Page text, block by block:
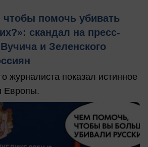
чтобы помочь убивать
скандал на пресс-
и Зеленского
журналиста показал истинное
Европы.